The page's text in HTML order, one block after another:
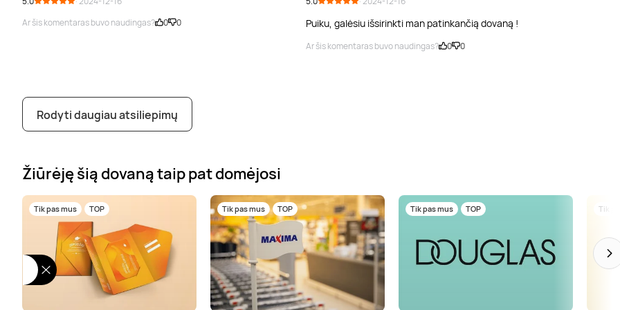
Ar šis komentaras buvo naudingas?
0 0 Puiku, galėsiu išsirinkti man patinkančią dovaną !
Ar šis komentaras buvo naudingas? 0 0
Rodyti daugiau atsiliepimų
Žiūrėję šią dovaną taip pat domėjosi
Tik pas mus TOP Tik pas mus TOP Tik pas mus TOP Tik